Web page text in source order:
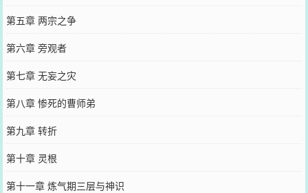
第五章 两宗之争
第六章 旁观者
第七章 无妄之灾
第八章 惨死的曹师弟
第九章 转折
第十章 灵根
第十一章 炼气期三层与神识